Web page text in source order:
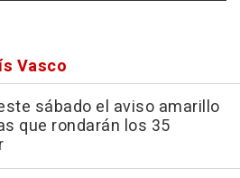
Vasco
sábado el aviso amarillo
que rondarán los 35